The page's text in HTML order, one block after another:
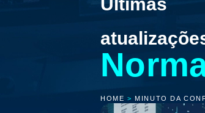
HOME >MINUTO DA